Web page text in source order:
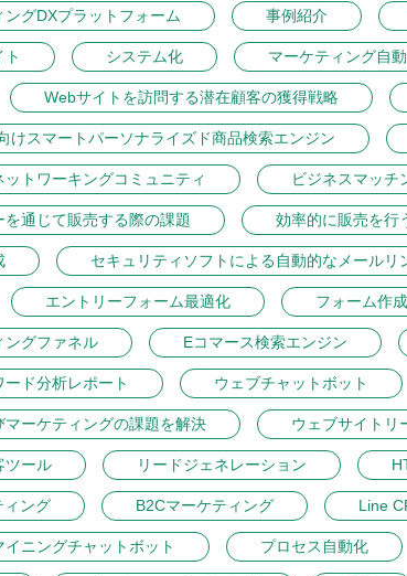
ングDXプラットフォーム 事例紹介
ト システム化 マーケティング自
Webサイトを訪問する潜在顧客の獲得戦略
けスマートパーソナライズド商品検索エンジン
ットワーキングコミュニティ ビジネスマッチ
を通じて販売する際の課題 効率的に販売を行
セキュリティソフトによる自動的なメールリ
エントリーフォーム最適化 フォーム作
ングファネル Eコマース検索エンジン
ド分析レポート ウェブチャットボット
マーケティングの課題を解決 ウェブサイトリ
ツール リードジェネレーション
ィング B2Cマーケティング Line
イニングチャットボット プロセス自動化